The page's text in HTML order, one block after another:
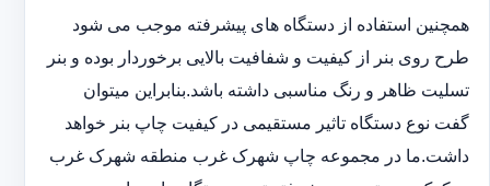
همچنین استفاده از دستگاه های پیشرفته موجب می شود
طرح روی بنر از کیفیت و شفافیت بالایی برخوردار بوده و بنر
تسلیت ظاهر و رنگ مناسبی داشته باشد.بنابراین میتوان
گفت نوع دستگاه تاثیر مستقیمی در کیفیت چاپ بنر خواهد
داشت.ما در مجموعه چاپ شهرک غرب منطقه شهرک غرب